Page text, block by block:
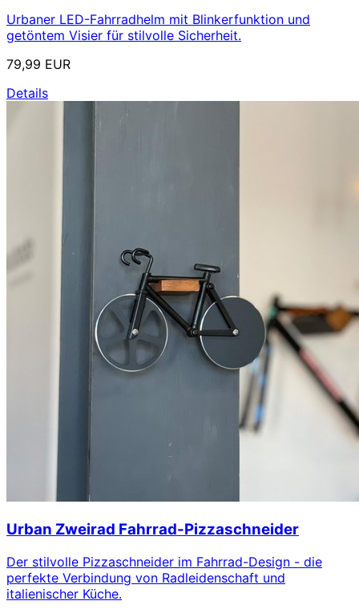
Urbaner LED-Fahrradhelm mit Blinkerfunktion und
getöntem Visier für stilvolle Sicherheit.
79,99 EUR
Details
Urban Zweirad Fahrrad-Pizzaschneider
Der stilvolle Pizzaschneider im Fahrrad-Design - die
perfekte Verbindung von Radleidenschaft und
italienischer Küche.